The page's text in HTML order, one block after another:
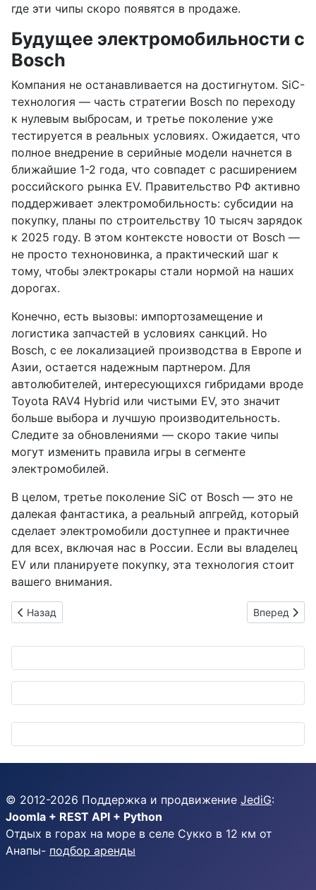
где эти чипы скоро появятся в продаже.
Будущее электромобильности с
Bosch
Компания не останавливается на достигнутом. SiC-
технология — часть стратегии Bosch по переходу
к нулевым выбросам, и третье поколение уже
тестируется в реальных условиях. Ожидается, что
полное внедрение в серийные модели начнется в
ближайшие 1-2 года, что совпадет с расширением
российского рынка EV. Правительство РФ активно
поддерживает электромобильность: субсидии на
покупку, планы по строительству 10 тысяч зарядок
к 2025 году. В этом контексте новости от Bosch —
не просто техноновинка, а практический шаг к
тому, чтобы электрокары стали нормой на наших
дорогах.
Конечно, есть вызовы: импортозамещение и
логистика запчастей в условиях санкций. Но
Bosch, с ее локализацией производства в Европе и
Азии, остается надежным партнером. Для
автолюбителей, интересующихся гибридами вроде
Toyota RAV4 Hybrid или чистыми EV, это значит
больше выбора и лучшую производительность.
Следите за обновлениями — скоро такие чипы
могут изменить правила игры в сегменте
электромобилей.
В целом, третье поколение SiC от Bosch — это не
далекая фантастика, а реальный апгрейд, который
сделает электромобили доступнее и практичнее
для всех, включая нас в России. Если вы владелец
EV или планируете покупку, эта технология стоит
вашего внимания.
Предыдущий: Японские инновации для грузовиков: Topy
Назад Следующий:
Вперед
© 2012-2026 Поддержка и продвижение JediG:
Joomla + REST API + Python
Отдых в горах на море в селе Сукко в 12 км от
Анапы- подбор аренды